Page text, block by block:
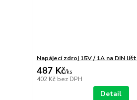
Napájecí zdroj 15V / 1A na DIN
487 Kč/ks
402 Kč bez DPH
Detail